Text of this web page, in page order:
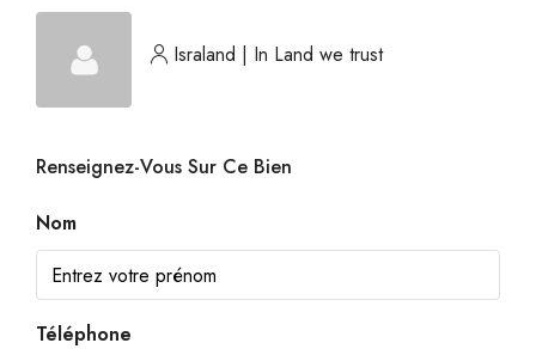
Israland | In Land we trust
Renseignez-Vous Sur Ce Bien
Nom
Téléphone